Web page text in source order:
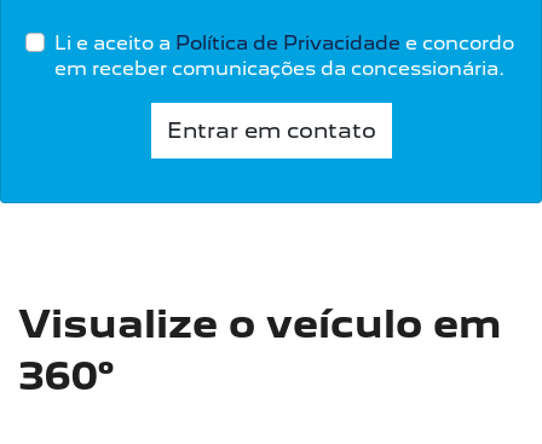
Li e aceito a Política de Privacidade e concordo
em receber comunicações da concessionária.
Entrar em contato
Visualize o veículo em
360°